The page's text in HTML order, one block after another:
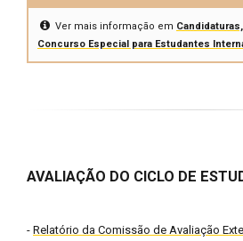
Ver mais informação em
Concurso Especial para Estudantes
AVALIAÇÃO DO CICLO DE
- Relatório da Comissão de Avaliação